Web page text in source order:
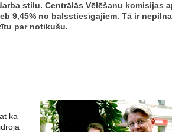
stilu. Centrālās Vēlēšanu komisijas
9,45% no balsstiesīgajiem. Tā ir
par notikušu.
kā